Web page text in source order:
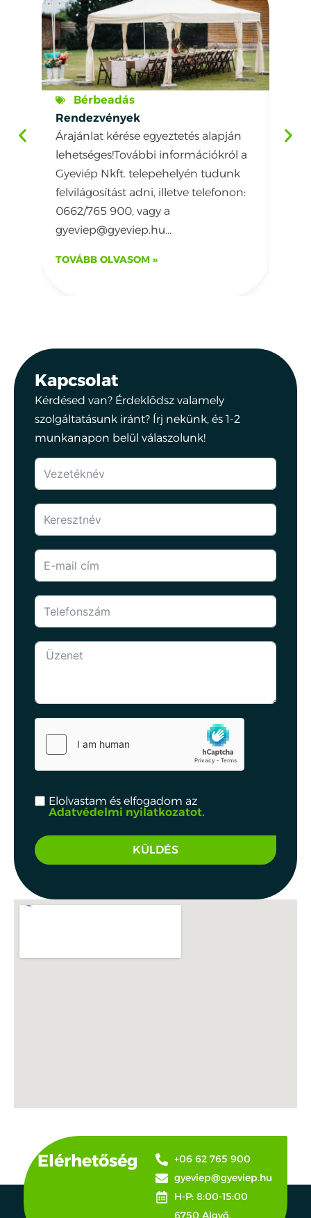
Bérbeadás
Rendezvények
Árajánlat kérése egyeztetés alapján
lehetséges!További információkról a
Gyeviép Nkft. telepehelyén tudunk
felvilágosítást adni, illetve telefonon:
0662/765 900, vagy a
gyeviep@gyeviep.hu...
TOVÁBB OLVASOM »
Kapcsolat
Kérdésed van? Érdeklődsz valamely
szolgáltatásunk iránt? Írj nekünk, és 1-2
munkanapon belül válaszolunk!
Elolvastam és elfogadom az
Adatvédelmi nyilatkozatot.
KÜLDÉS
Elérhetőség
+06 62 765 900
gyeviep@gyeviep.hu
H-P: 8:00-15:00